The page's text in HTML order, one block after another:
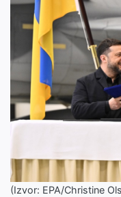
(Izvor: EPA/Christine